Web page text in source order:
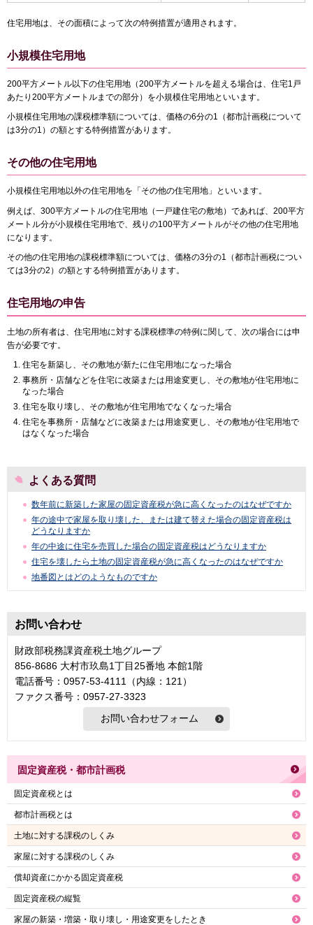
住宅用地は、その面積によって次の特例措置が適用されます。
小規模住宅用地
200平方メートル以下の住宅用地（200平方メートルを超える場合は、住宅1戸
あたり200平方メートルまでの部分）を小規模住宅用地といいます。
小規模住宅用地の課税標準額については、価格の6分の1（都市計画税について
は3分の1）の額とする特例措置があります。
その他の住宅用地
小規模住宅用地以外の住宅用地を「その他の住宅用地」といいます。
例えば、300平方メートルの住宅用地（一戸建住宅の敷地）であれば、200平方
メートル分が小規模住宅用地で、残りの100平方メートルがその他の住宅用地
になります。
その他の住宅用地の課税標準額については、価格の3分の1（都市計画税につい
ては3分の2）の額とする特例措置があります。
住宅用地の申告
土地の所有者は、住宅用地に対する課税標準の特例に関して、次の場合には申
告が必要です。
住宅を新築し、その敷地が新たに住宅用地になった場合
事務所・店舗などを住宅に改築または用途変更し、その敷地が住宅用地に
なった場合
住宅を取り壊し、その敷地が住宅用地でなくなった場合
住宅を事務所・店舗などに改築または用途変更し、その敷地が住宅用地で
はなくなった場合
よくある質問
数年前に新築した家屋の固定資産税が急に高くなったのはなぜですか
年の途中で家屋を取り壊した、または建て替えた場合の固定資産税は
どうなりますか
年の中途に住宅を売買した場合の固定資産税はどうなりますか
住宅を壊したら土地の固定資産税が急に高くなったのはなぜですか
地番図とはどのようなものですか
お問い合わせ
財政部税務課資産税土地グループ
856-8686 大村市玖島1丁目25番地 本館1階
電話番号：0957-53-4111（内線：121）
ファクス番号：0957-27-3323
固定資産税・都市計画税
固定資産税とは
都市計画税とは
土地に対する課税のしくみ
家屋に対する課税のしくみ
償却資産にかかる固定資産税
固定資産税の縦覧
家屋の新築・増築・取り壊し・用途変更をしたとき